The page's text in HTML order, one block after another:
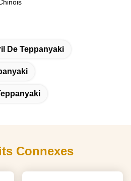
De Teppanyaki
Connexes